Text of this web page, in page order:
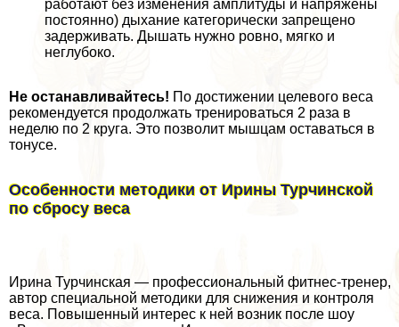
работают без изменения амплитуды и напряжены
постоянно) дыхание категорически запрещено
задерживать. Дышать нужно ровно, мягко и
неглубоко.
Не останавливайтесь! По достижении целевого веса
рекомендуется продолжать тренироваться 2 раза в
неделю по 2 круга. Это позволит мышцам оставаться в
тонусе.
Особенности методики от Ирины Турчинской
по сбросу веса
Ирина Турчинская — профессиональный фитнес-тренер,
автор специальной методики для снижения и контроля
веса. Повышенный интерес к ней возник после шоу